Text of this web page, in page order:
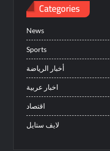
Categories
News
Sports
أخبار الرياضة
اخبار عربية
اقتصاد
لايف ستايل